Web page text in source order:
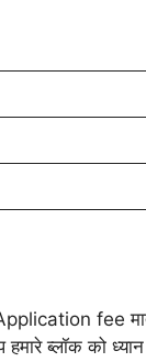
fee
हमारे ब्लॉक को